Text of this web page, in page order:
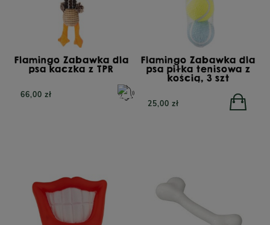
Flamingo Zabawka dla
psa kaczka z TPR
66,00 zł
Flamingo Zabawka dla
psa piłka tenisowa z
kością, 3 szt
25,00 zł